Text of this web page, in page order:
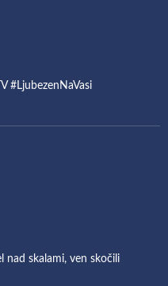
#LjubezenNaVasi
nad skalami, ven skočili